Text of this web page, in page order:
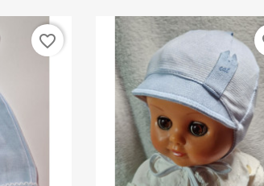
favorite_border